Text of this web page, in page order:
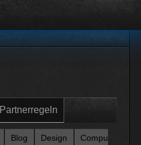
Partnerregeln
Blog Design Computer